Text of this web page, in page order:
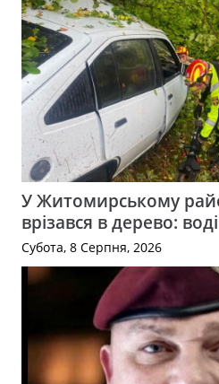
У Житомирському
врізався в дерево:
Субота, 8 Серпня, 2026